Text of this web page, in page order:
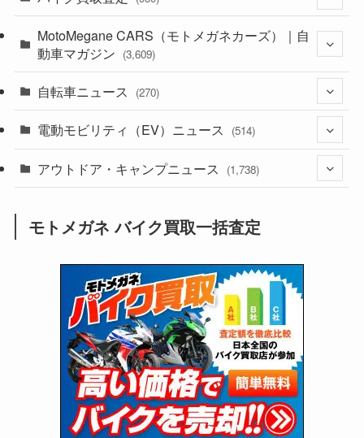
(44)
(1,244)
(640)
(118)
(60)
(31)
(51)
(34)
(5)
(12)
(65)
(252)
(38)
(24)
(16)
(25)
(24)
(47)
(15)
(249)
(64)
(16)
(62)
(4)
(6)
(17)
(306)
(6,961)
(2,474)
(249)
(1,226)
(12)
(131)
(38)
(131)
(167)
(85)
(21)
(61)
(171)
(98)
(13)
(274)
(171) (47)
(66)
(16)
(141)
(255)
(204)
(1,143)
(166)
(23)
(33)
(34)
(35)
(415)
(16)
(352)
(1)
MotoMegane CARS（モトメガネカーズ）｜自
動車マガジン (3,609)
(187)
(137)
(75)
(2,744)
(126)
(170)
自転車ニュース (270)
(54)
(211)
電動モビリティ（EV）ニュース (514)
(132)
(171)
(118)
(27)
アウトドア・キャンプニュース (1,738)
(8)
(1,605)
(147)
(13)
(19)
(12)
モトメガネ バイク買取一括査定